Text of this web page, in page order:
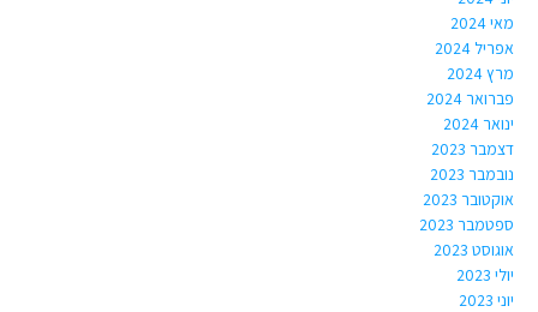
מאי 2024
אפריל 2024
מרץ 2024
פברואר 2024
ינואר 2024
דצמבר 2023
נובמבר 2023
אוקטובר 2023
ספטמבר 2023
אוגוסט 2023
יולי 2023
יוני 2023